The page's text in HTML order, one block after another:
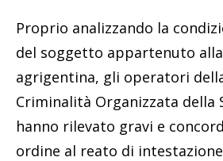
Proprio analizzando la
del soggetto appartenuto
agrigentina, gli operatori
Criminalità Organizzata della
hanno rilevato gravi e
ordine al reato di